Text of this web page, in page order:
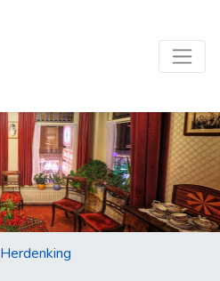
Herdenking